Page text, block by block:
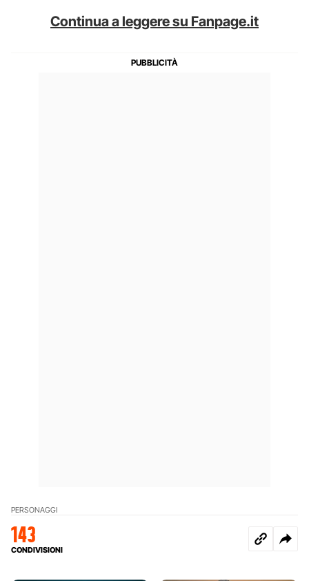
Continua a leggere su Fanpage.it
PERSONAGGI
143
CONDIVISIONI